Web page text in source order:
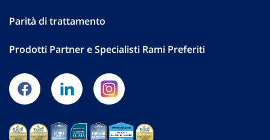
Parità di trattamento
Prodotti Partner e Specialisti Rami Preferiti